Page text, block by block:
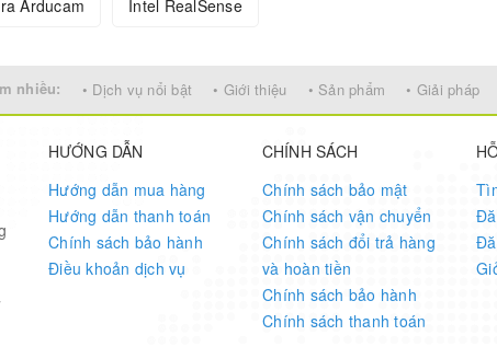
Arducam Intel RealSense
nhiều: • Dịch vụ nổi bật • Giới thiệu • Sản phẩm • Giải pháp
HƯỚNG DẪN
Hướng dẫn mua hàng
Hướng dẫn thanh toán
Chính sách bảo hành
Điều khoản dịch vụ
CHÍNH SÁCH
Chính sách bảo mật
Chính sách vận chuyển
Chính sách đổi trả hàng
và hoàn tiền
Chính sách bảo hành
Chính sách thanh toán